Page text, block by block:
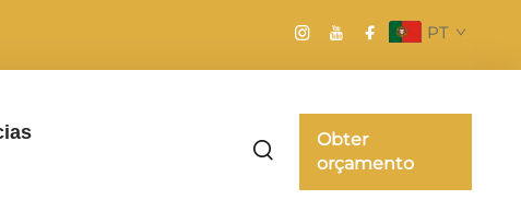
PT
Obter
orçamento